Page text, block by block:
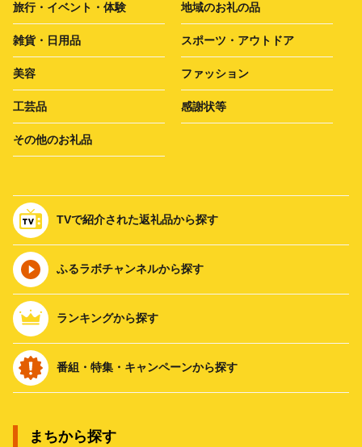
旅行・イベント・体験 地域のお礼の品
雑貨・日用品 スポーツ・アウトドア
美容 ファッション
工芸品 感謝状等
その他のお礼品
TVで紹介された返礼品から探す
ふるラボチャンネルから探す
ランキングから探す
番組・特集・キャンペーンから探す
まちから探す